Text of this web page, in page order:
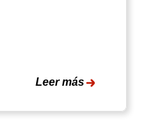
Leer más